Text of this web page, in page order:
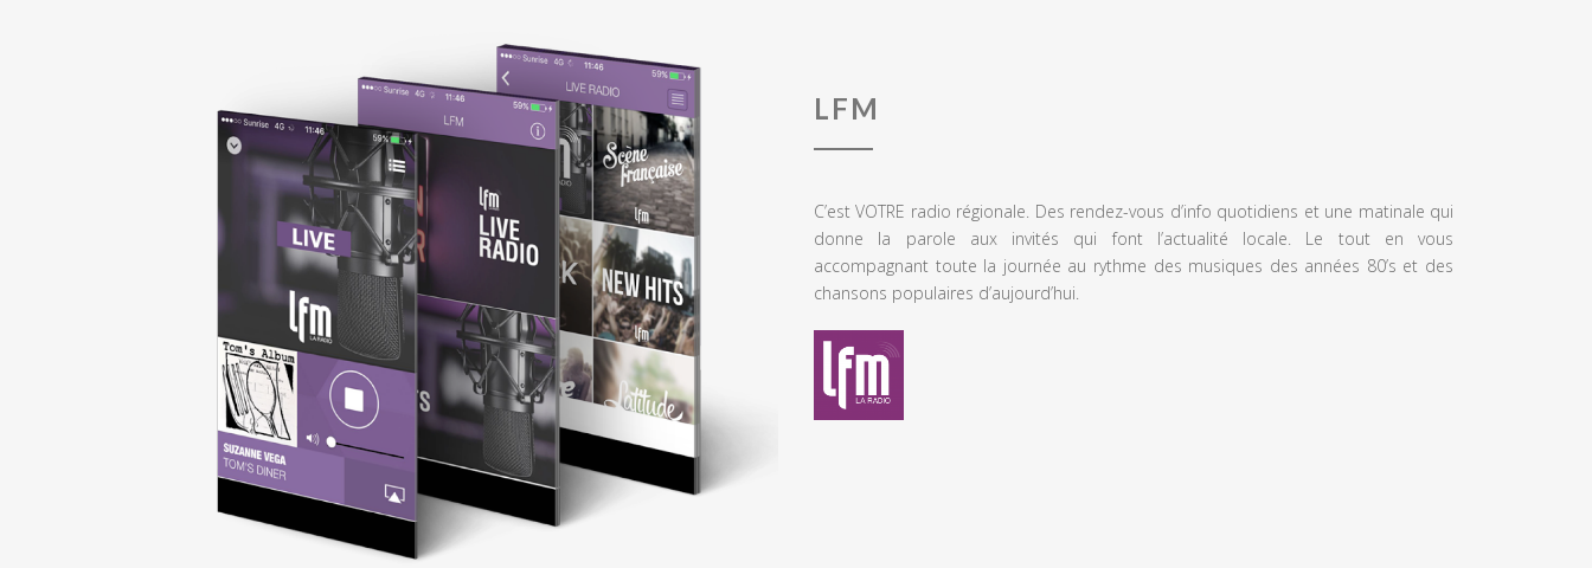
LFM
C’est VOTRE radio régionale. Des rendez-vous d’info quotidiens et une matinale qui
donne la parole aux invités qui font l’actualité locale. Le tout en vous
accompagnant toute la journée au rythme des musiques des années 80’s et des
chansons populaires d’aujourd’hui.